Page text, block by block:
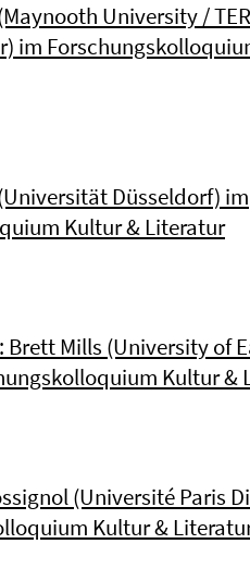
University /
im
Düsseldorf) im
Kultur & Literatur
Brett Mills (University of
Kultur &
(Université Paris
Kultur &